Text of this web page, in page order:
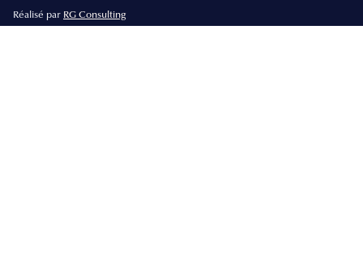
Réalisé par RG Consulting